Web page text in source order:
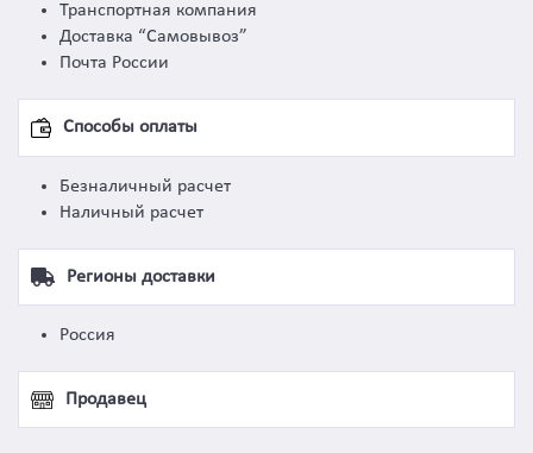
Транспортная компания
Доставка “Самовывоз”
Почта России
Способы оплаты
Безналичный расчет
Наличный расчет
Регионы доставки
Россия
Продавец